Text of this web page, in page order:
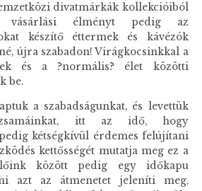
divatmárkák kollekcióiból
vásárlási élményt pedig az
készítő éttermek és kávézók
újra szabadon! Virágkocsinkkal a
és a ?normális? élet közötti
be.
a szabadságunkat, és levettük
itt az idő, hogy
kétségkívül érdemes felújítani
kettősségét mutatja meg ez a
között pedig egy időkapu
azt az átmenetet jeleníti meg,